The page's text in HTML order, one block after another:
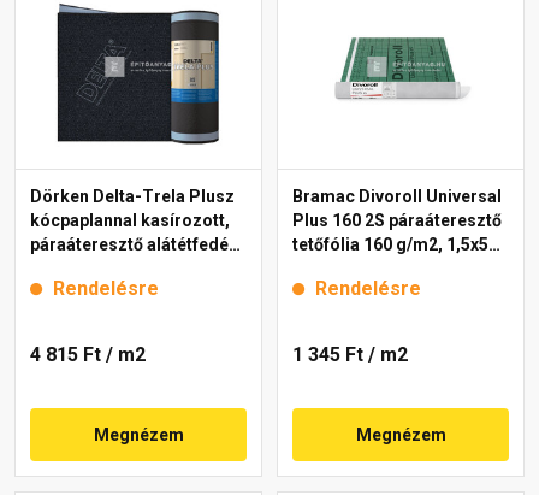
Dörken Delta-Trela Plusz
kócpaplannal kasírozott,
páraáteresztő alátétfedés,
Rendelésre
4 815 Ft / m2
Megnézem
Bramac Divoroll Universal
Plus 160 2S páraáteresztő
tetőfólia 160 g/m2, 1,5x50
Rendelésre
1 345 Ft / m2
Megnézem